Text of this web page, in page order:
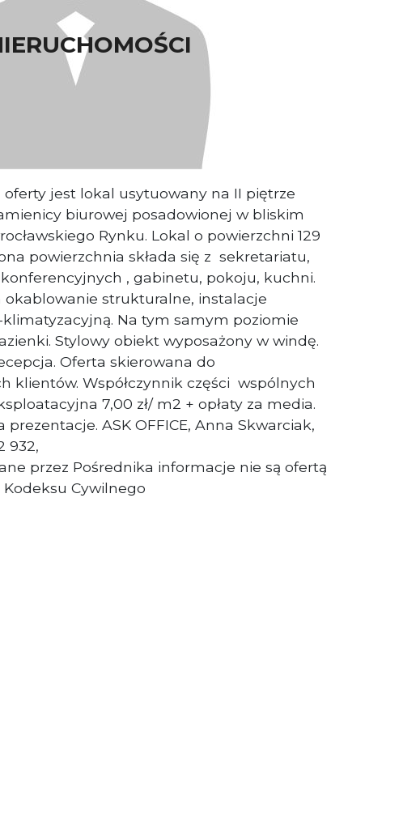
Właściciel nieruchomości
poglądowe.
jest lokal usytuowany na II piętrze
biurowej posadowionej w bliskim
Rynku. Lokal o powierzchni 129
powierzchnia składa się z sekretariatu,
, gabinetu, pokoju, kuchni.
okablowanie strukturalne, instalacje
Na tym samym poziomie
Stylowy obiekt wyposażony w windę.
Oferta skierowana do
klientów. Współczynnik części wspólnych
7,00 zł/ m2 + opłaty za media.
prezentacje. ASK OFFICE, Anna Skwarciak,
932,
przez Pośrednika informacje nie są ofertą
Cywilnego